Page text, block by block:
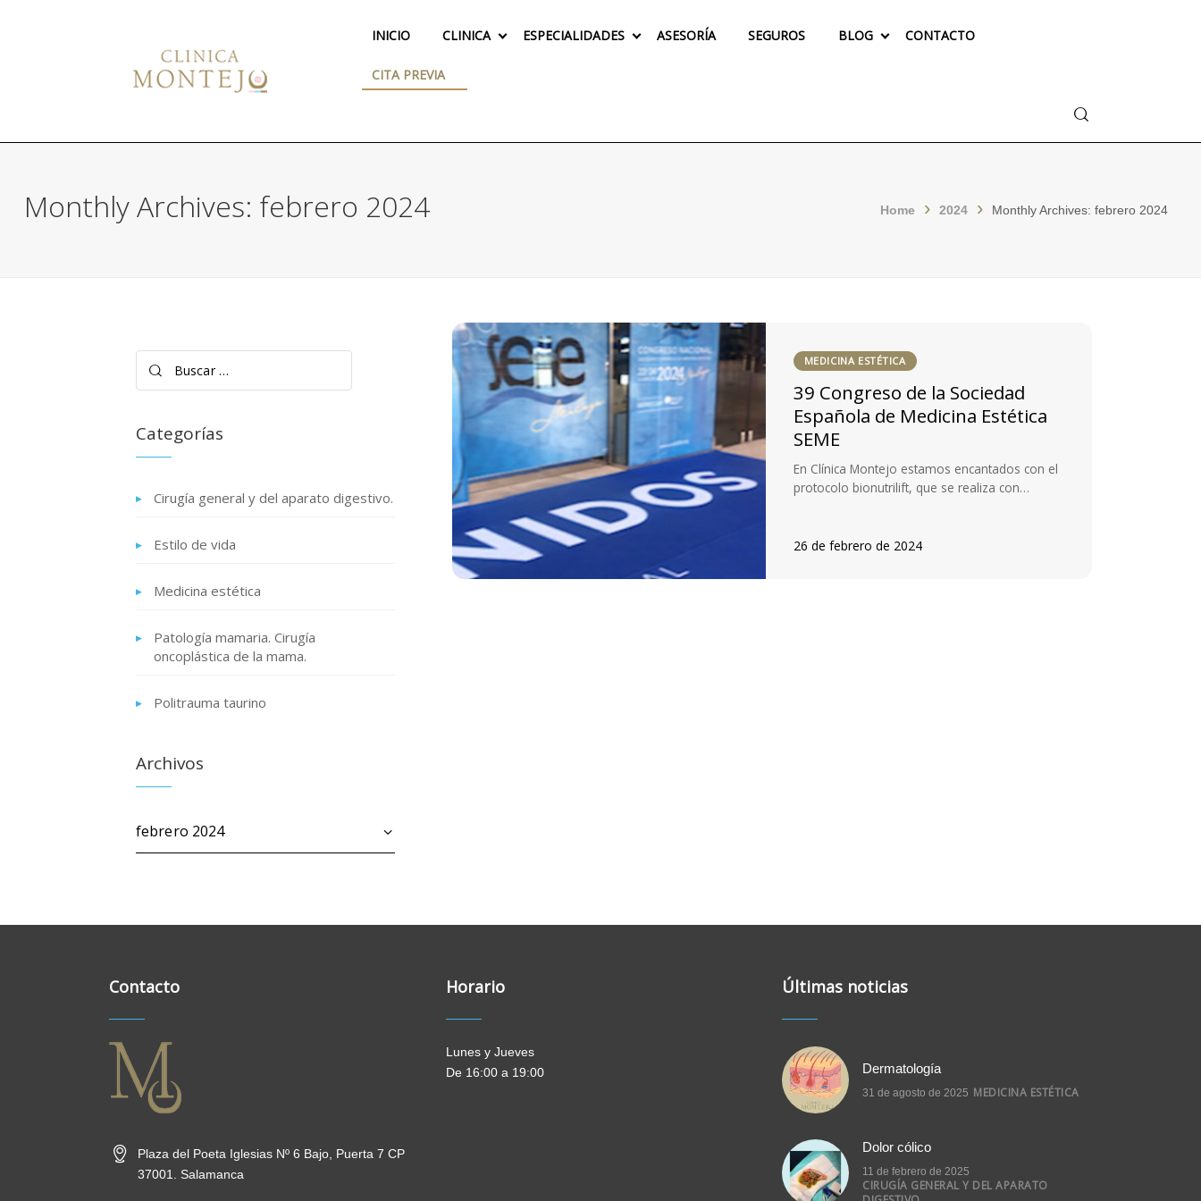
INICIO CLINICA ESPECIALIDADES ASESORÍA SEGUROS BLOG CONTACTO
CITA PREVIA
Buscar
Monthly Archives: febrero 2024 Home 2024 Monthly Archives: febrero 2024
MEDICINA ESTÉTICA
39 Congreso de la Sociedad
Española de Medicina Estética
SEME
En Clínica Montejo estamos encantados con el
protocolo bionutrilift, que se realiza con…
26 de febrero de 2024
Categorías
Cirugía general y del aparato digestivo.
Estilo de vida
Medicina estética
Patología mamaria. Cirugía
oncoplástica de la mama.
Politrauma taurino
Archivos
Contacto
Plaza del Poeta Iglesias Nº 6 Bajo, Puerta 7 CP
37001. Salamanca
Horario
Lunes y Jueves
De 16:00 a 19:00
Últimas noticias
MEDICINA ESTÉTICA
31 de agosto de 2025
Dermatología
CIRUGÍA GENERAL Y DEL APARATO
11 de febrero de 2025
Dolor cólico